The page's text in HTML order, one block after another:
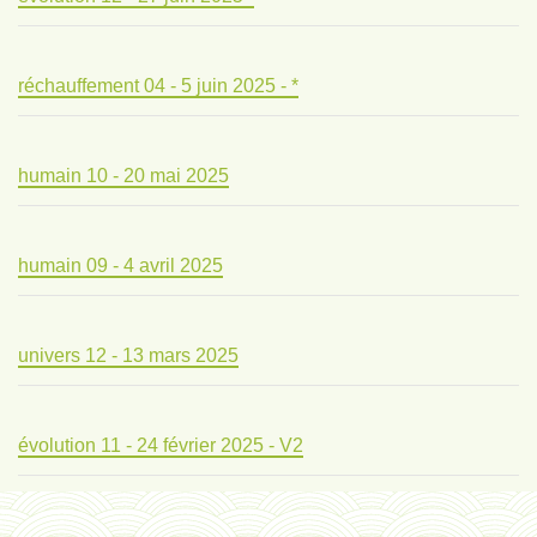
réchauffement 04 - 5 juin 2025 - *
humain 10 - 20 mai 2025
humain 09 - 4 avril 2025
univers 12 - 13 mars 2025
évolution 11 - 24 février 2025 - V2